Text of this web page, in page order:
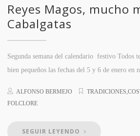
Reyes Magos, mucho
Cabalgatas
Segunda semana del calendario festivo Todos
bien pequeños las fechas del 5 y 6 de enero en
ALFONSO BERMEJO
FOLCLORE
SEGUIR LEYENDO